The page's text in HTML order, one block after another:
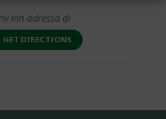
GET DIRECTIONS